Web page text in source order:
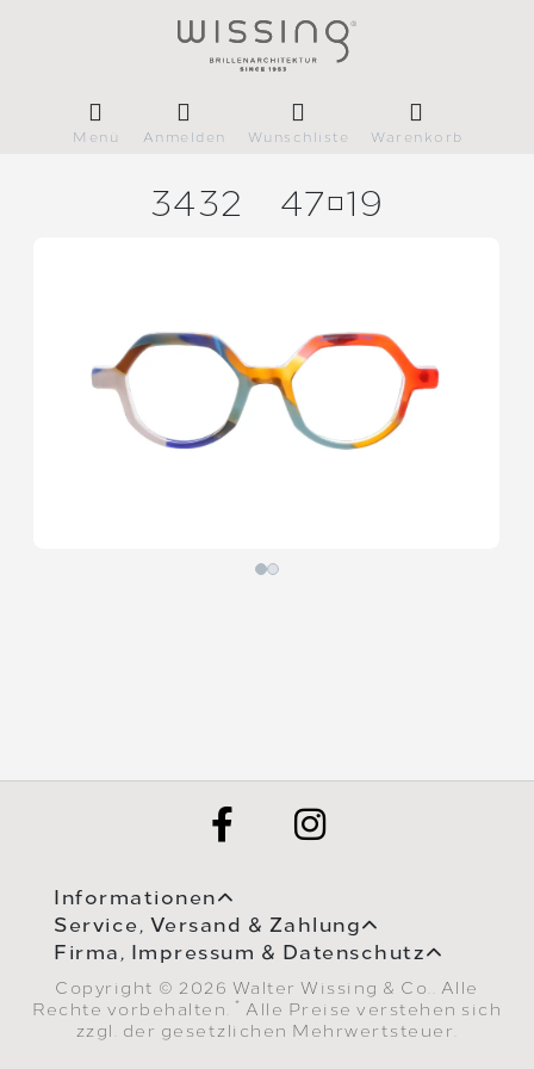
Menü Anmelden Wunschliste Warenkorb
3432 4719
Informationen
Service, Versand & Zahlung
Firma, Impressum & Datenschutz
Copyright © 2026 Walter Wissing & Co.. Alle
Rechte vorbehalten.
* Alle Preise verstehen sich
zzgl. der gesetzlichen Mehrwertsteuer.